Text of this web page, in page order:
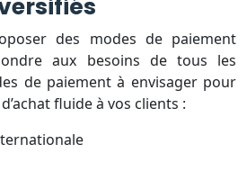
des modes de paiement
aux besoins de tous les
de paiement à envisager pour
fluide à vos clients :